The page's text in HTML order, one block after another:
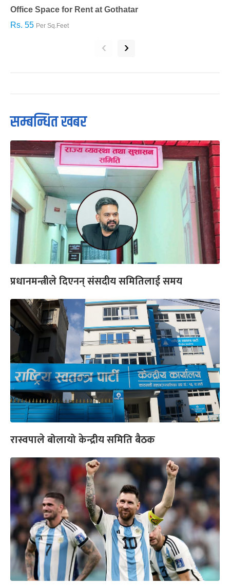
Office Space for Rent at Gothatar
Rs. 55 Per Sq.Feet
‹ ›
सम्बन्धित खबर
प्रधानमन्त्रीले दिएनन् संसदीय समितिलाई समय
रास्वपाले बोलायो केन्द्रीय समिति बैठक